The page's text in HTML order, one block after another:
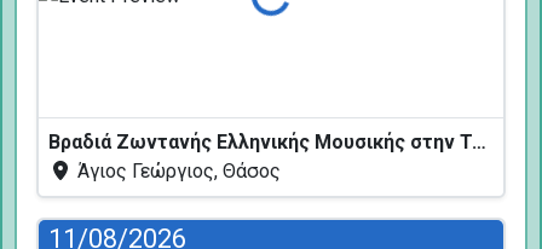
Βραδιά Ζωντανής Ελληνικής Μουσικής στην Ταβέρνα Κελάρι
Άγιος Γεώργιος, Θάσος
11/08/2026